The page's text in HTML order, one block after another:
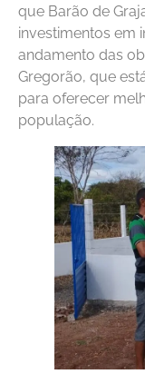
que Barão de
investimentos em
andamento das
Gregorão, que
para oferecer
população.